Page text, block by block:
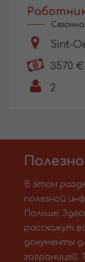
Sint-
3570
2
В этом
полезной
Польше.
расскажут
документы
заграницей.